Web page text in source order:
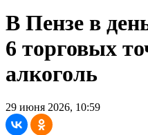
В Пензе в
6 торговых
алкоголь
29 июня 2026, 10:59